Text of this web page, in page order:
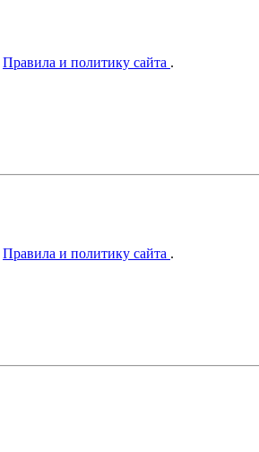
Правила и политику сайта .
Правила и политику сайта .